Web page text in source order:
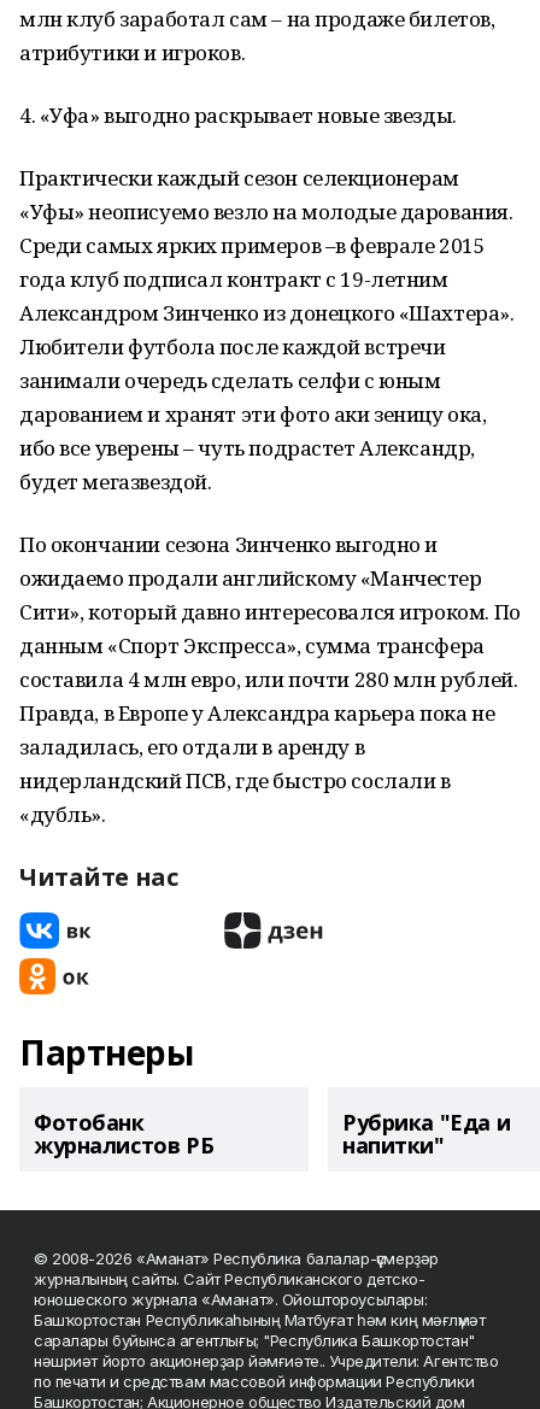
млн клуб заработал сам – на продаже билетов,
атрибутики и игроков.
4. «Уфа» выгодно раскрывает новые звезды.
Практически каждый сезон селекционерам
«Уфы» неописуемо везло на молодые дарования.
Среди самых ярких примеров –в феврале 2015
года клуб подписал контракт с 19-летним
Александром Зинченко из донецкого «Шахтера».
Любители футбола после каждой встречи
занимали очередь сделать селфи с юным
дарованием и хранят эти фото аки зеницу ока,
ибо все уверены – чуть подрастет Александр,
будет мегазвездой.
По окончании сезона Зинченко выгодно и
ожидаемо продали английскому «Манчестер
Сити», который давно интересовался игроком. По
данным «Спорт Экспресса», сумма трансфера
составила 4 млн евро, или почти 280 млн рублей.
Правда, в Европе у Александра карьера пока не
заладилась, его отдали в аренду в
нидерландский ПСВ, где быстро сослали в
«дубль».
Читайте нас
Партнеры
Фотобанк
журналистов РБ
Рубрика "Еда и
напитки"
© 2008-2026 «Аманат» Республика балалар-үҫмерҙәр
журналының сайты. Сайт Республиканского детско-
юношеского журнала «Аманат». Ойоштороусылары:
Башҡортостан Республикаһының Матбуғат һәм киң мәғлүмәт
саралары буйынса агентлығы; "Республика Башкортостан"
нәшриәт йорто акционерҙар йәмғиәте.. Учредители: Агентство
по печати и средствам массовой информации Республики
Башкортостан; Акционерное общество Издательский дом